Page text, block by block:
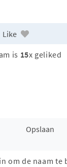
Like
is 15x geliked
Opslaan
om de naam te